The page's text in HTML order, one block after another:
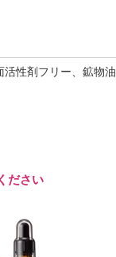
性剤フリー、鉱物油
ださい